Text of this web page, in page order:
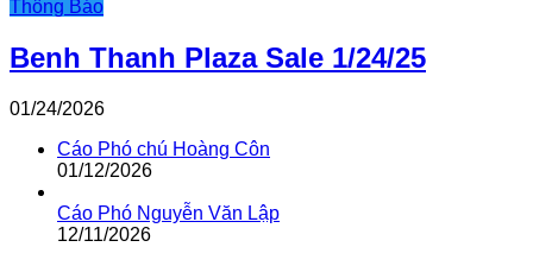
Thông Báo
Benh Thanh Plaza Sale 1/24/25
01/24/2026
Cáo Phó chú Hoàng Côn
01/12/2026
Cáo Phó Nguyễn Văn Lập
12/11/2026